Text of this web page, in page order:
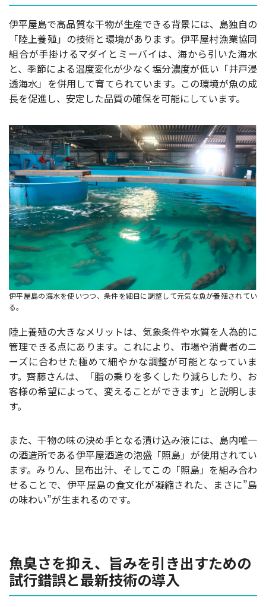
伊平屋島で高品質な干物が生産できる背景には、島独自の
「陸上養殖」の技術と環境があります。伊平屋村漁業協同
組合が手掛けるマダイとミーバイは、海から引いた海水
と、季節による温度変化が少なく塩分濃度が低い「井戸浸
透海水」を併用して育てられています。この環境が魚の成
長を促進し、安定した品質の確保を可能にしています。
伊平屋島の海水を使いつつ、条件を細目に調整して元気な魚が養殖されてい
る。
陸上養殖の大きなメリットは、気象条件や水質を人為的に
管理できる点にあります。これにより、市場や消費者のニ
ーズに合わせた極めて細やかな調整が可能となっていま
す。齊藤さんは、「脂の乗りを多くしたり減らしたり、お
客様の希望によって、変えることができます」と説明しま
す。
また、干物の味の決め手となる漬け込み液には、島内唯一
の酒造所である伊平屋酒造の泡盛「照島」が使用されてい
ます。みりん、昆布出汁、そしてこの「照島」を組み合わ
せることで、伊平屋島の食文化が凝縮された、まさに”島
の味わい”が生まれるのです。
魚臭さを抑え、旨みを引き出すための
試行錯誤と最新技術の導入